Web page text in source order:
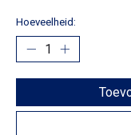
Hoeveelheid: